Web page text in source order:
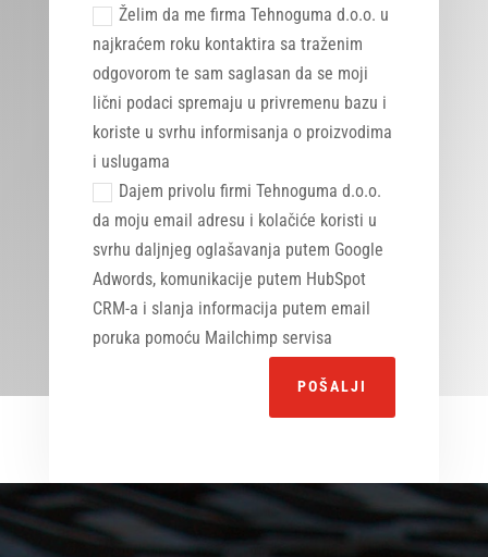
Želim da me firma Tehnoguma d.o.o. u
najkraćem roku kontaktira sa traženim
odgovorom te sam saglasan da se moji
lični podaci spremaju u privremenu bazu i
koriste u svrhu informisanja o proizvodima
i uslugama
Dajem privolu firmi Tehnoguma d.o.o.
da moju email adresu i kolačiće koristi u
svrhu daljnjeg oglašavanja putem Google
Adwords, komunikacije putem HubSpot
CRM-a i slanja informacija putem email
poruka pomoću Mailchimp servisa
POŠALJI